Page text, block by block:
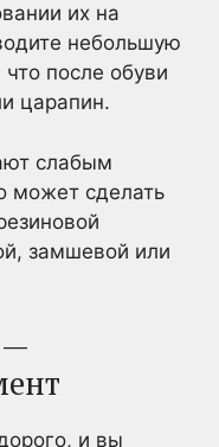
их на
небольшую
после обуви
царапин.
слабым
может сделать
замшевой или
—
и вы